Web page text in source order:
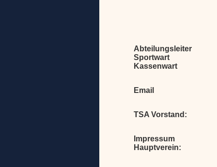
Abteilungsleiter
Sportwart
Kassenwart
Email
TSA Vorstand:
Impressum
Hauptverein: